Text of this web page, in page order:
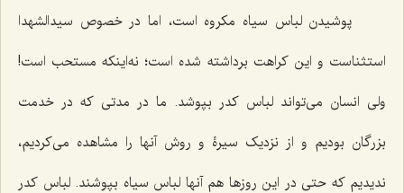
پوشیدن لباس سیاه مکروه است، اما در خصوص سیدالشهدا
استثناست و این کراهت برداشته شده است؛ نه‌اینکه مستحب است!
ولی انسان می‌تواند لباس کدر بپوشد. ما در مدتی که در خدمت
بزرگان بودیم و از نزدیک سیرۀ و روش آنها را مشاهده می‌کردیم،
ندیدیم که حتی در این روزها هم آنها لباس سیاه بپوشند. لباس کدر